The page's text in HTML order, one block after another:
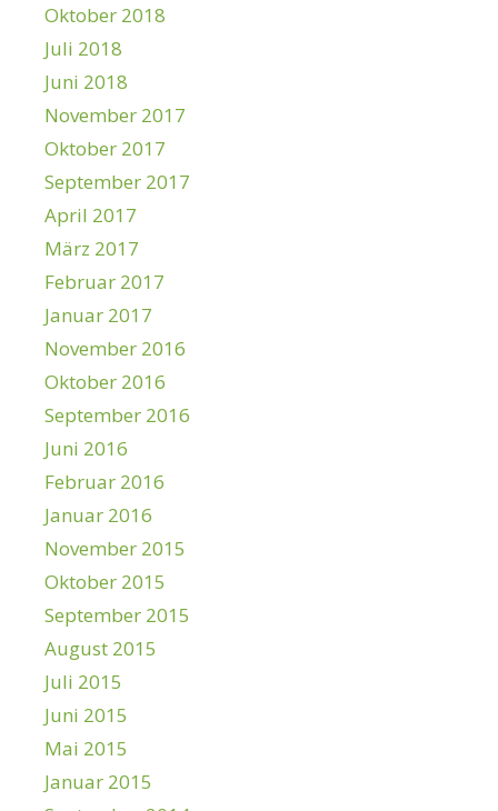
Oktober 2018
Juli 2018
Juni 2018
November 2017
Oktober 2017
September 2017
April 2017
März 2017
Februar 2017
Januar 2017
November 2016
Oktober 2016
September 2016
Juni 2016
Februar 2016
Januar 2016
November 2015
Oktober 2015
September 2015
August 2015
Juli 2015
Juni 2015
Mai 2015
Januar 2015